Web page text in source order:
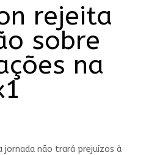
rejeita
sobre
na
jornada não trará prejuízos à